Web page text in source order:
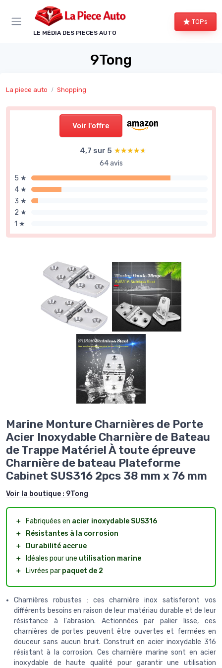
LE MÉDIA DES PIECES AUTO
TOPs
9Tong
La piece auto Shopping
Voir l'offre
4,7 sur 5 ★★★★★
★★★★★
64 avis
5 ★
4 ★
3 ★
2 ★
1 ★
Marine Monture Charnières de Porte
Acier Inoxydable Charnière de Bateau
de Trappe Matériel À toute épreuve
Charnière de bateau Plateforme
Cabinet SUS316 2pcs 38 mm x 76 mm
Voir la boutique : 9Tong
＋ Fabriquées en acier inoxydable SUS316
＋
Résistantes à la corrosion
＋
Durabilité accrue
＋
Idéales pour une utilisation marine
＋
Livrées par paquet de 2
Charnières robustes : ces charnière inox satisferont vos
différents besoins en raison de leur matériau durable et de leur
résistance à l'abrasion. Actionnées par palier lisse, ces
charnières de portes peuvent être ouvertes et fermées en
douceur sans aucun bruit. Construit en acier inoxydable 316
résistant à la corrosion. Ces charnière marine sont en acier
inoxydable de haute qualité pour garantir une utilisation
Panneau de gestion des cookies